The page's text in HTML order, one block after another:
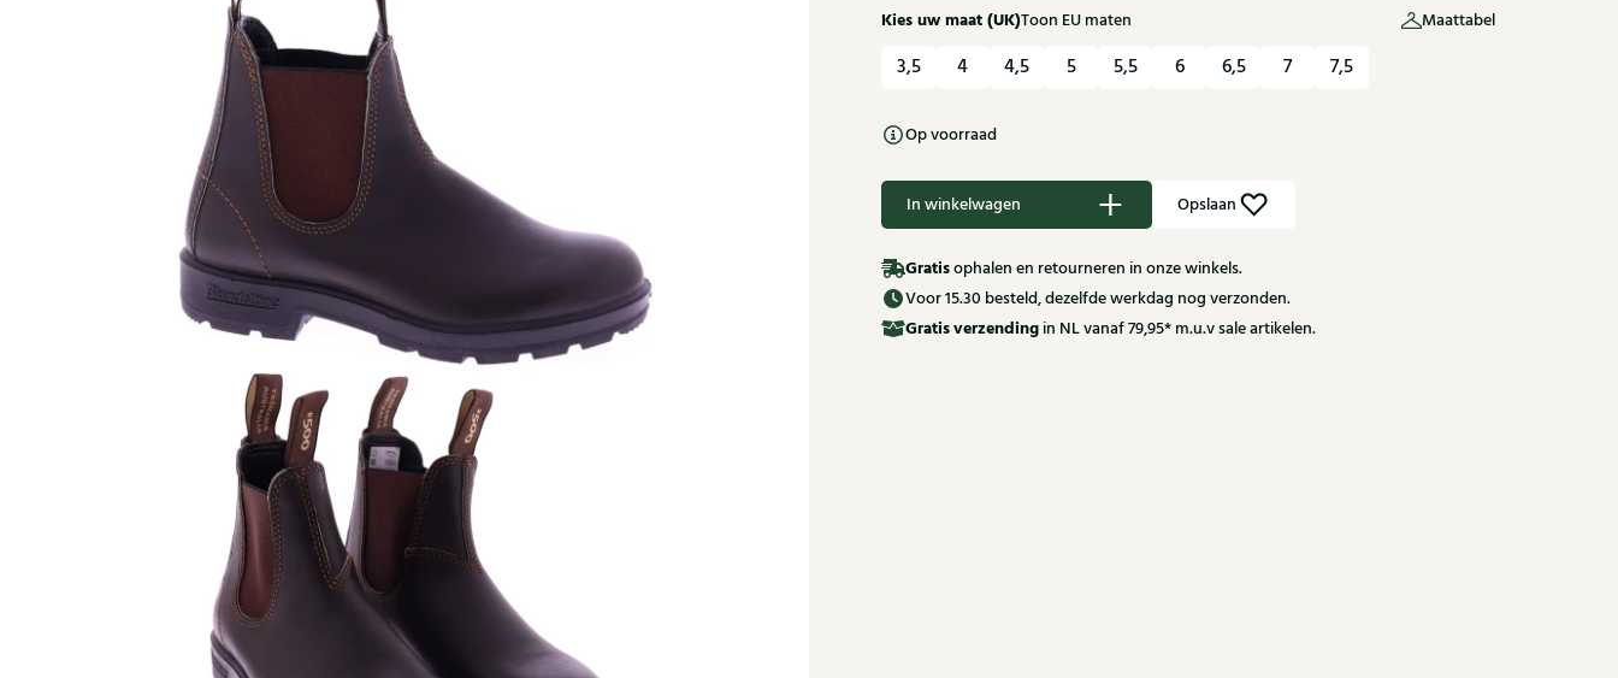
Kies uw maat (UK)Toon EU maten Maattabel
3,5 4 4,5 5 5,5 6 6,5 7 7,5
Op voorraad
In winkelwagen Opslaan
Gratisophalen en retourneren in onze winkels.
Voor 15.30 besteld, dezelfde werkdag nog verzonden.
Gratisverzending in NL vanaf 79,95* m.u.v sale artikelen.